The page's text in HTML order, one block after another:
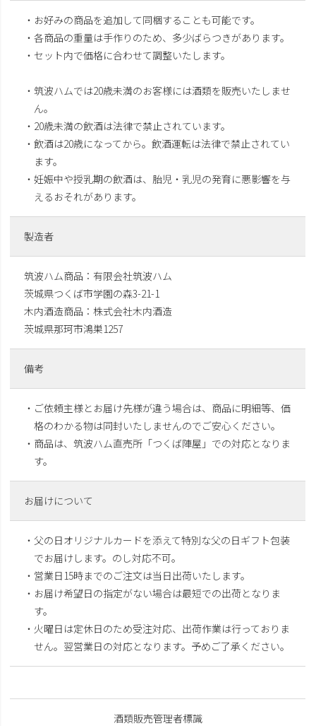
・お好みの商品を追加して同梱することも可能です。
・各商品の重量は手作りのため、多少ばらつきがあります。
・セット内で価格に合わせて調整いたします。
・筑波ハムでは20歳未満のお客様には酒類を販売いたしませ
ん。
・20歳未満の飲酒は法律で禁止されています。
・飲酒は20歳になってから。飲酒運転は法律で禁止されてい
ます。
・妊娠中や授乳期の飲酒は、胎児・乳児の発育に悪影響を与
えるおそれがあります。
製造者
筑波ハム商品：有限会社筑波ハム
茨城県つくば市学園の森3-21-1
木内酒造商品：株式会社木内酒造
茨城県那珂市鴻巣1257
備考
・ご依頼主様とお届け先様が違う場合は、商品に明細等、価
格のわかる物は同封いたしませんのでご安心ください。
・商品は、筑波ハム直売所「つくば陣屋」での対応となりま
す。
お届けについて
・父の日オリジナルカードを添えて特別な父の日ギフト包装
でお届けします。のし対応不可。
・営業日15時までのご注文は当日出荷いたします。
・お届け希望日の指定がない場合は最短での出荷となりま
す。
・火曜日は定休日のため受注対応、出荷作業は行っておりま
せん。翌営業日の対応となります。予めご了承ください。
酒類販売管理者標識